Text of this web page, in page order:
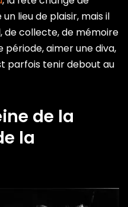
lieu de plaisir, mais il
de collecte, de mémoire
aimer une diva,
parfois tenir debout au
de la
la